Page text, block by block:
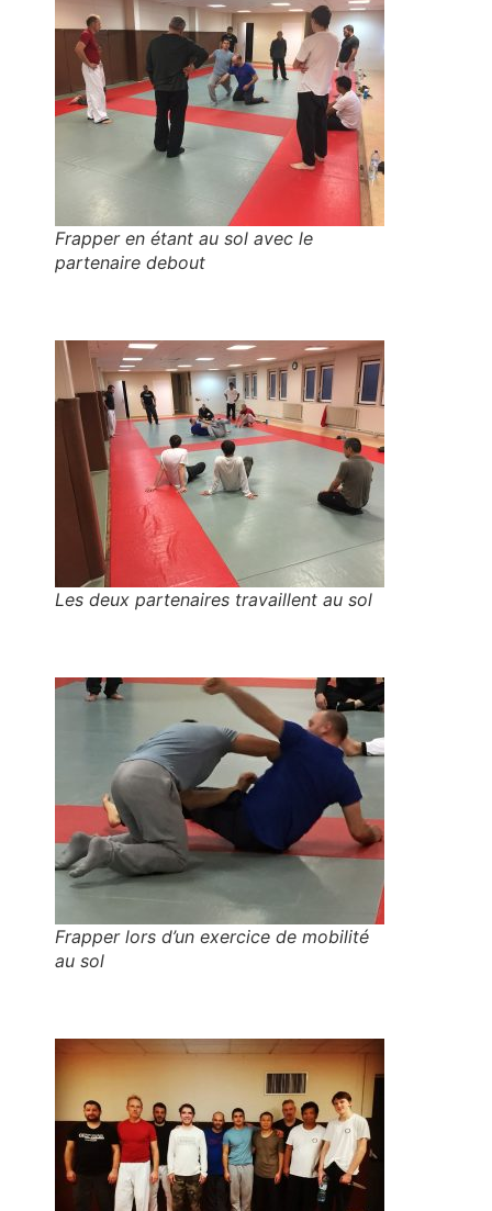
Frapper en étant au sol avec le
partenaire debout
Les deux partenaires travaillent au sol
Frapper lors d’un exercice de mobilité
au sol